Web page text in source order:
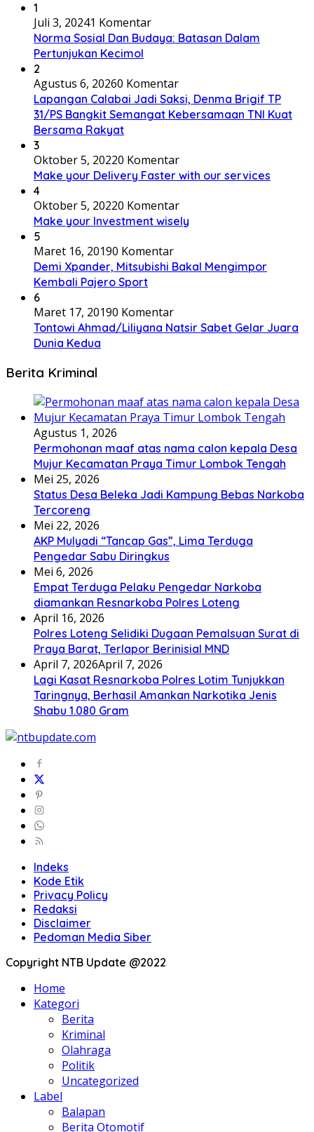
1
Juli 3, 20241 Komentar
Norma Sosial Dan Budaya: Batasan Dalam
Pertunjukan Kecimol
2
Agustus 6, 20260 Komentar
Lapangan Calabai Jadi Saksi, Denma Brigif TP
31/PS Bangkit Semangat Kebersamaan TNI Kuat
Bersama Rakyat
3
Oktober 5, 20220 Komentar
Make your Delivery Faster with our services
4
Oktober 5, 20220 Komentar
Make your Investment wisely
5
Maret 16, 20190 Komentar
Demi Xpander, Mitsubishi Bakal Mengimpor
Kembali Pajero Sport
6
Maret 17, 20190 Komentar
Tontowi Ahmad/Liliyana Natsir Sabet Gelar Juara
Dunia Kedua
Berita Kriminal
Agustus 1, 2026
Permohonan maaf atas nama calon kepala Desa
Mujur Kecamatan Praya Timur Lombok Tengah
Mei 25, 2026
Status Desa Beleka Jadi ‎Kampung Bebas Narkoba
Tercoreng
Mei 22, 2026
AKP Mulyadi “Tancap Gas”, Lima Terduga
Pengedar Sabu Diringkus
Mei 6, 2026
Empat Terduga Pelaku Pengedar Narkoba
diamankan Resnarkoba Polres Loteng
April 16, 2026
Polres Loteng Selidiki Dugaan Pemalsuan Surat di
Praya Barat, Terlapor Berinisial MND
April 7, 2026April 7, 2026
Lagi Kasat Resnarkoba Polres Lotim Tunjukkan
Taringnya, Berhasil Amankan Narkotika Jenis
Shabu 1.080 Gram
Indeks
Kode Etik
Privacy Policy
Redaksi
Disclaimer
Pedoman Media Siber
Copyright NTB Update @2022
Home
Kategori
Berita
Kriminal
Olahraga
Politik
Uncategorized
Label
Balapan
Berita Otomotif